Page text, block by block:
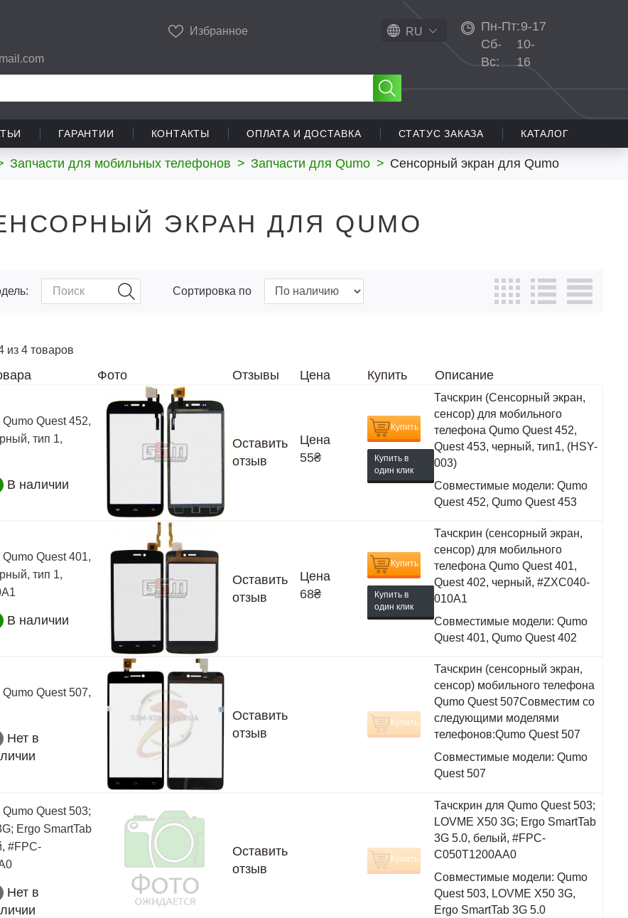
Избранное RU Пн-Пт:9-17
Сб-
Вс:
10-
16
ГАРАНТИИ КОНТАКТЫ ОПЛАТА И ДОСТАВКА СТАТУС ЗАКАЗА КАТАЛОГ
Запчасти для мобильных телефонов > Запчасти для Qumo > Сенсорный экран для Qumo
ЭКРАН ДЛЯ QUMO
Сортировка по
из 4 товаров
Фото Отзывы Цена Купить Описание
Quest 452,
тип 1,
В наличии
Оставить
отзыв
Цена
55₴
Купить
Купить в
один клик
Тачскрин (Сенсорный экран,
сенсор) для мобильного
телефона Qumo Quest 452,
Quest 453, черный, тип1, (HSY-
003)
Совместимые модели: Qumo
Quest 452, Qumo Quest 453
Quest 401,
тип 1,
В наличии
Оставить
отзыв
Цена
68₴
Купить
Купить в
один клик
Тачскрин (сенсорный экран,
сенсор) для мобильного
телефона Qumo Quest 401,
Quest 402, черный, #ZXC040-
010A1
Совместимые модели: Qumo
Quest 401, Qumo Quest 402
Quest 507,
Нет в
Оставить
отзыв
Купить
Тачскрин (сенсорный экран,
сенсор) мобильного телефона
Qumo Quest 507Совместим со
следующими моделями
телефонов:Qumo Quest 507
Совместимые модели: Qumo
Quest 507
Quest 503;
Ergo SmartTab
#FPC-
Нет в
Оставить
отзыв
Купить
Тачскрин для Qumo Quest 503;
LOVME X50 3G; Ergo SmartTab
3G 5.0, белый, #FPC-
C050T1200AA0
Совместимые модели: Qumo
Quest 503, LOVME X50 3G,
Ergo SmartTab 3G 5.0